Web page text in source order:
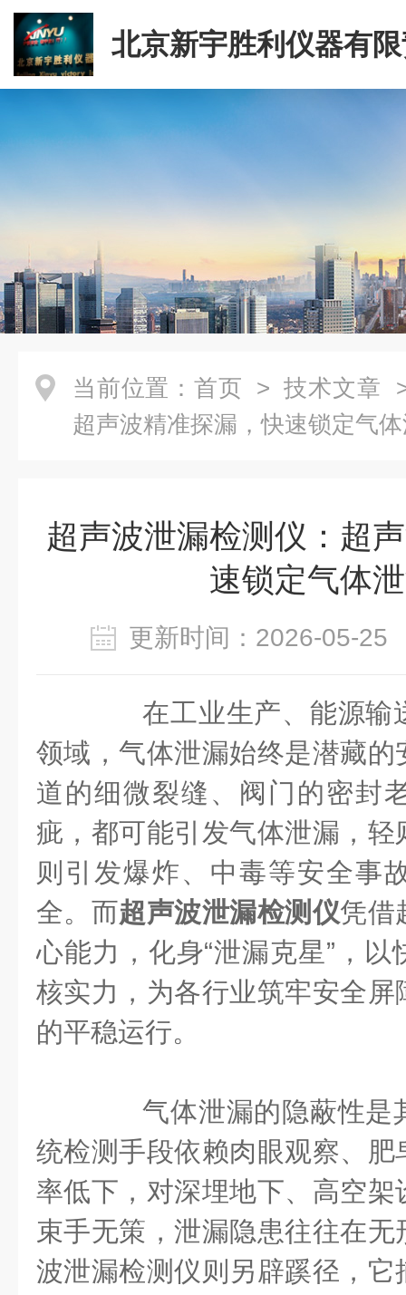
北京新宇胜利仪器有
司
当前位置： 首页 > 技术文章
超声波精准探漏，快速锁定气
超声波泄漏检测仪：超
速锁定气体
更新时间：2026-05-
在工业生产、能源输
领域，气体泄漏始终是潜藏
道的细微裂缝、阀门的密封
疵，都可能引发气体泄漏，
则引发爆炸、中毒等安全事
全。而超声波泄漏检测仪凭借
心能力，化身“泄漏克星”，
核实力，为各行业筑牢安全
的平稳运行。
气体泄漏的隐蔽性是
统检测手段依赖肉眼观察、
率低下，对深埋地下、高空
束手无策，泄漏隐患往往在
波泄漏检测仪则另辟蹊径，